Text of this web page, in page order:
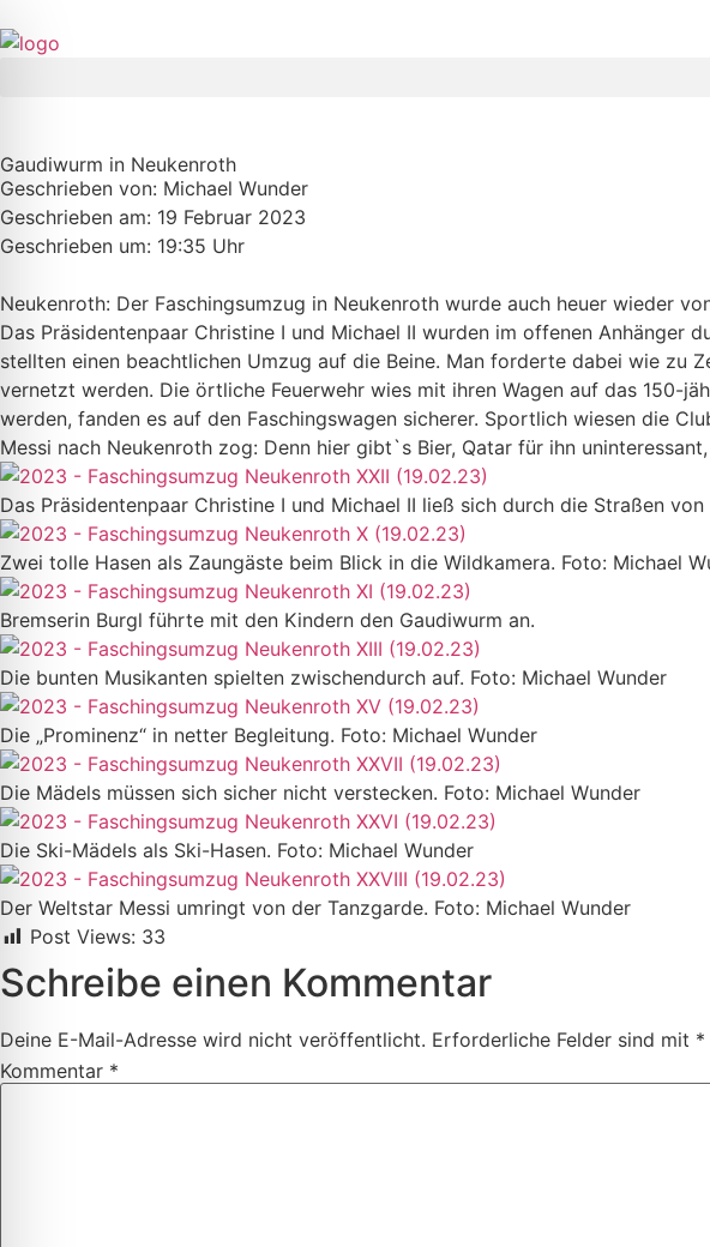
Gaudiwurm in Neukenroth
Geschrieben von: Michael Wunder
Geschrieben am: 19 Februar 2023
Geschrieben um: 19:35 Uhr
Neukenroth: Der Faschingsumzug in Neukenroth wurde auch heuer wieder
Das Präsidentenpaar Christine I und Michael II wurden im offenen Anhänger
stellten einen beachtlichen Umzug auf die Beine. Man forderte dabei wie zu
vernetzt werden. Die örtliche Feuerwehr wies mit ihren Wagen auf das 150-
werden, fanden es auf den Faschingswagen sicherer. Sportlich wiesen die
Messi nach Neukenroth zog: Denn hier gibt`s Bier, Qatar für ihn
Das Präsidentenpaar Christine I und Michael II ließ sich durch die Straßen
Zwei tolle Hasen als Zaungäste beim Blick in die Wildkamera. Foto: Michael
Bremserin Burgl führte mit den Kindern den Gaudiwurm an.
Die bunten Musikanten spielten zwischendurch auf. Foto: Michael Wunder
Die „Prominenz“ in netter Begleitung. Foto: Michael Wunder
Die Mädels müssen sich sicher nicht verstecken. Foto: Michael Wunder
Die Ski-Mädels als Ski-Hasen. Foto: Michael Wunder
Der Weltstar Messi umringt von der Tanzgarde. Foto: Michael Wunder
Post Views: 33
Schreibe einen Kommentar
Deine E-Mail-Adresse wird nicht veröffentlicht. Erforderliche Felder sind mit *
Kommentar *